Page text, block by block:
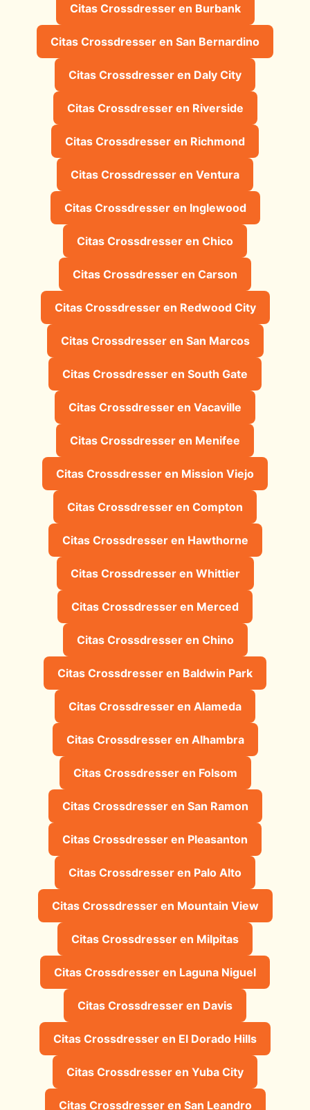
Citas Crossdresser en Burbank
Citas Crossdresser en San Bernardino
Citas Crossdresser en Daly City
Citas Crossdresser en Riverside
Citas Crossdresser en Richmond
Citas Crossdresser en Ventura
Citas Crossdresser en Inglewood
Citas Crossdresser en Chico
Citas Crossdresser en Carson
Citas Crossdresser en Redwood City
Citas Crossdresser en San Marcos
Citas Crossdresser en South Gate
Citas Crossdresser en Vacaville
Citas Crossdresser en Menifee
Citas Crossdresser en Mission Viejo
Citas Crossdresser en Compton
Citas Crossdresser en Hawthorne
Citas Crossdresser en Whittier
Citas Crossdresser en Merced
Citas Crossdresser en Chino
Citas Crossdresser en Baldwin Park
Citas Crossdresser en Alameda
Citas Crossdresser en Alhambra
Citas Crossdresser en Folsom
Citas Crossdresser en San Ramon
Citas Crossdresser en Pleasanton
Citas Crossdresser en Palo Alto
Citas Crossdresser en Mountain View
Citas Crossdresser en Milpitas
Citas Crossdresser en Laguna Niguel
Citas Crossdresser en Davis
Citas Crossdresser en El Dorado Hills
Citas Crossdresser en Yuba City
Citas Crossdresser en San Leandro